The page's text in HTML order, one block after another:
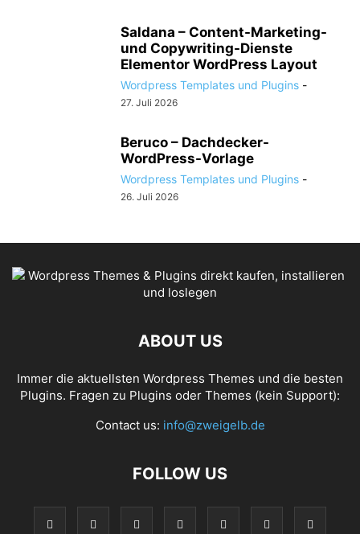
Saldana – Content-Marketing-
und Copywriting-Dienste
Elementor WordPress Layout
Wordpress Templates und Plugins -
27. Juli 2026
Beruco – Dachdecker-
WordPress-Vorlage
Wordpress Templates und Plugins -
26. Juli 2026
ABOUT US
Immer die aktuellsten Wordpress Themes und die besten
Plugins. Fragen zu Plugins oder Themes (kein Support):
Contact us: info@zweigelb.de
FOLLOW US